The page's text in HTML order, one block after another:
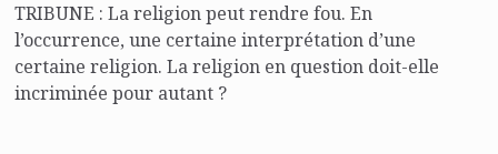
TRIBUNE : La religion peut rendre fou. En
l’occurrence, une certaine interprétation d’une
certaine religion. La religion en question doit-elle
incriminée pour autant ?